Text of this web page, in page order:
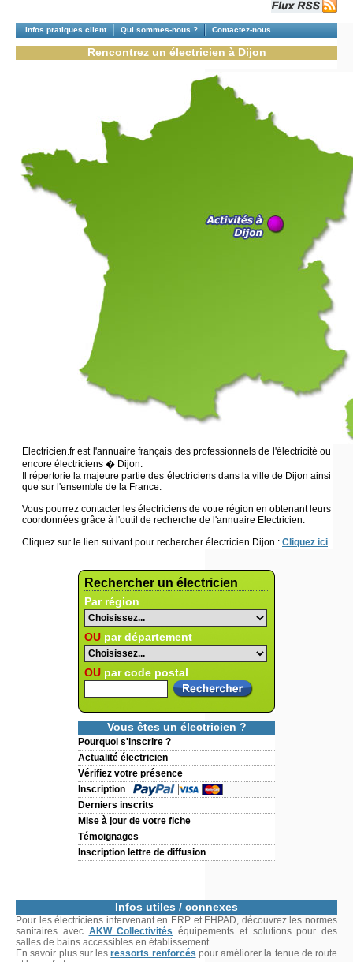
Rechercher un électricien
Par région
OU par département
OU par code postal
Vous êtes un électricien ?
Pourquoi s'inscrire ?
Actualité électricien
Vérifiez votre présence
Inscription
Derniers inscrits
Mise à jour de votre fiche
Témoignages
Inscription lettre de diffusion
Infos pratiques client Qui sommes-nous ? Contactez-nous
Rencontrez un électricien à Dijon
Electricien.fr est l'annuaire français des professionnels de l'électricité ou
encore électriciens � Dijon.
Il répertorie la majeure partie des électriciens dans la ville de Dijon ainsi
que sur l'ensemble de la France.
Vous pourrez contacter les électriciens de votre région en obtenant leurs
coordonnées grâce à l'outil de recherche de l'annuaire Electricien.
Cliquez sur le lien suivant pour rechercher électricien Dijon : Cliquez ici
Infos utiles / connexes
Pour les électriciens intervenant en ERP et EHPAD, découvrez les normes
sanitaires avec AKW Collectivités équipements et solutions pour des
salles de bains accessibles en établissement.
En savoir plus sur lesressorts renforcés pour améliorer la tenue de route